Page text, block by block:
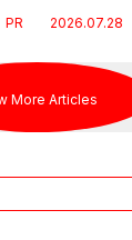
PR
戦を夢見る
2026.07.28
More Articles